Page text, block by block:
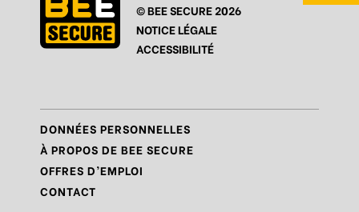
RègleN°5 – Se protéger du piratage
RègleN°6 – Remettre en question ce que l’on voit
RègleN°8 – Protéger sa vie privée
Règle N°9 – Savoir s’accorder une pause
RègleN°10 – Des questions ? Parles-en
© BEE SECURE 2026
NOTICE LÉGALE
ACCESSIBILITÉ
DONNÉES PERSONNELLES
À PROPOS DE BEE SECURE
OFFRES D’EMPLOI
CONTACT